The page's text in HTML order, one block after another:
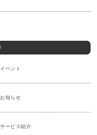
イベント
お知らせ
サービス紹介